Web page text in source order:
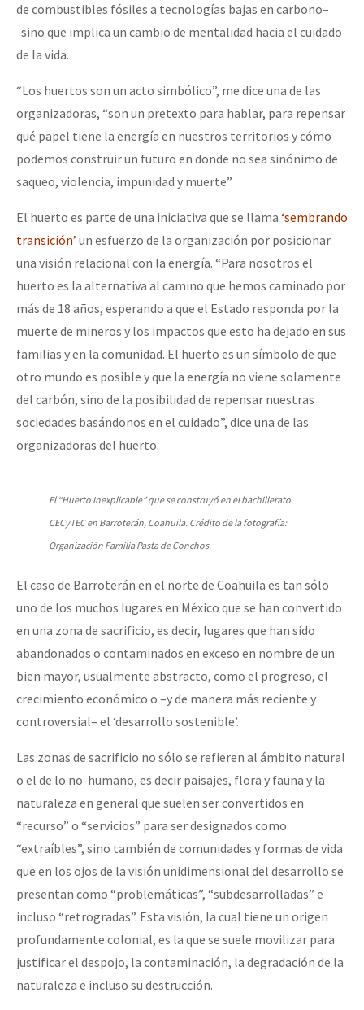
de combustibles fósiles a tecnologías bajas en carbono–
sino que implica un cambio de mentalidad hacia el cuidado
de la vida.
“Los huertos son un acto simbólico”, me dice una de las
organizadoras, “son un pretexto para hablar, para repensar
qué papel tiene la energía en nuestros territorios y cómo
podemos construir un futuro en donde no sea sinónimo de
saqueo, violencia, impunidad y muerte”.
El huerto es parte de una iniciativa que se llama ‘sembrando
transición’ un esfuerzo de la organización por posicionar
una visión relacional con la energía. “Para nosotros el
huerto es la alternativa al camino que hemos caminado por
más de 18 años, esperando a que el Estado responda por la
muerte de mineros y los impactos que esto ha dejado en sus
familias y en la comunidad. El huerto es un símbolo de que
otro mundo es posible y que la energía no viene solamente
del carbón, sino de la posibilidad de repensar nuestras
sociedades basándonos en el cuidado”, dice una de las
organizadoras del huerto.
El “Huerto Inexplicable” que se construyó en el bachillerato
CECyTEC en Barroterán, Coahuila. Crédito de la fotografía:
Organización Familia Pasta de Conchos.
El caso de Barroterán en el norte de Coahuila es tan sólo
uno de los muchos lugares en México que se han convertido
en una zona de sacrificio, es decir, lugares que han sido
abandonados o contaminados en exceso en nombre de un
bien mayor, usualmente abstracto, como el progreso, el
crecimiento económico o –y de manera más reciente y
controversial– el ‘desarrollo sostenible’.
Las zonas de sacrificio no sólo se refieren al ámbito natural
o el de lo no-humano, es decir paisajes, flora y fauna y la
naturaleza en general que suelen ser convertidos en
“recurso” o “servicios” para ser designados como
“extraíbles”, sino también de comunidades y formas de vida
que en los ojos de la visión unidimensional del desarrollo se
presentan como “problemáticas”, “subdesarrolladas” e
incluso “retrogradas”. Esta visión, la cual tiene un origen
profundamente colonial, es la que se suele movilizar para
justificar el despojo, la contaminación, la degradación de la
naturaleza e incluso su destrucción.